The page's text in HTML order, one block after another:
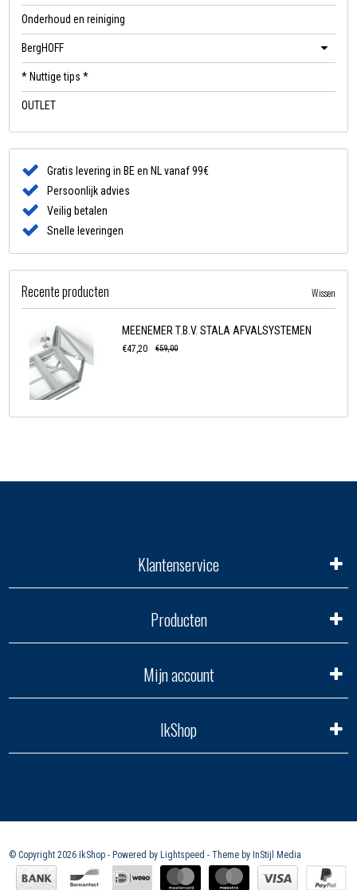
Onderhoud en reiniging
BergHOFF
* Nuttige tips *
OUTLET
Gratis levering in BE en NL vanaf 99€
Persoonlijk advies
Veilig betalen
Snelle leveringen
Recente producten Wissen
MEENEMER T.B.V. STALA AFVALSYSTEMEN
€47,20 €59,00
Klantenservice
Producten
Mijn account
IkShop
© Copyright 2026 IkShop - Powered by Lightspeed - Theme by InStijl Media